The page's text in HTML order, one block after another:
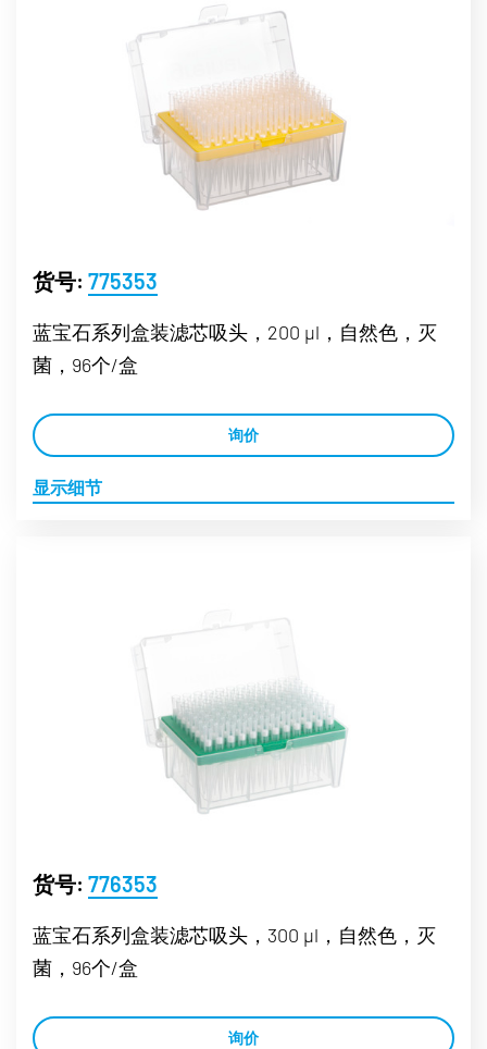
货号: 775353
蓝宝石系列盒装滤芯吸头，200 µl，自然色，灭
菌，96个/盒
询价
显示细节
货号: 776353
蓝宝石系列盒装滤芯吸头，300 µl，自然色，灭
菌，96个/盒
询价